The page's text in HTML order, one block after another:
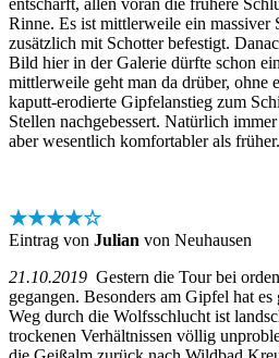
Rinne. Es ist mittlerweile ein massiver
zusätzlich mit Schotter befestigt.
Bild hier in der Galerie dürfte schon
mittlerweile geht man da drüber, ohne
kaputt-erodierte Gipfelanstieg zum
Stellen nachgebessert. Natürlich
aber wesentlich komfortabler als früher.
★★★★☆
Eintrag von Julian von Neuhausen
21.10.2019 Gestern die Tour bei
gegangen. Besonders am Gipfel hat
Weg durch die Wolfsschlucht ist
trockenen Verhältnissen völlig